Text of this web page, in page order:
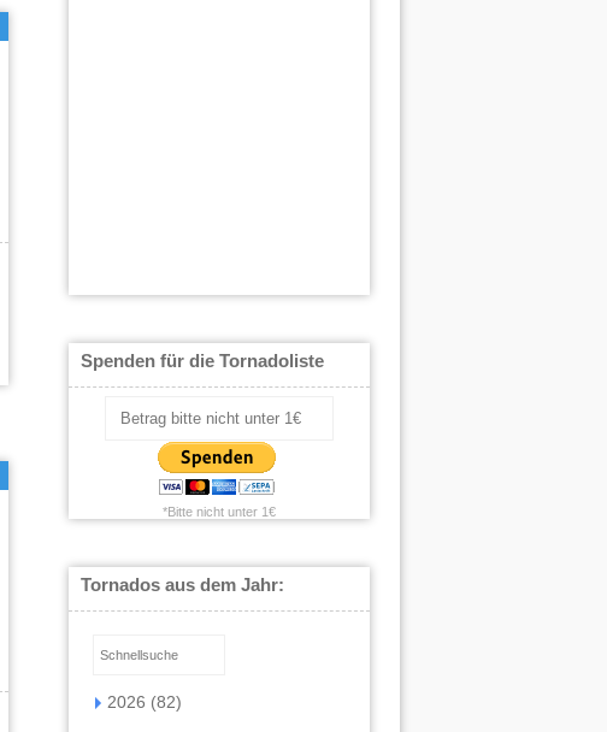
Spenden für die Tornadoliste
*Bitte nicht unter 1€
Tornados aus dem Jahr:
2026 (82)